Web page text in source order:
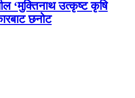
‘मुक्तिनाथ उत्कृष्ट कृषि
छनोट